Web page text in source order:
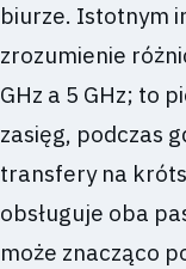
biurze. Istotnym
zrozumienie
GHz a 5 GHz; to
zasięg, podczas
transfery na
obsługuje oba
może znacząco